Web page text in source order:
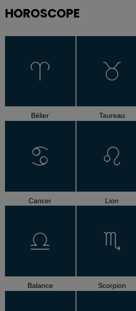
HOROSCOPE
Bélier Taureau
Cancer Lion
Balance Scorpion